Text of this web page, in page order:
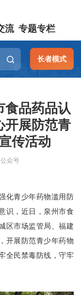
流 专题专栏
长者模式
食品药品认
开展防范青
传活动
众号
青少年药物滥用防
识，近日，泉州市食
区市场监管局、福建
开展防范青少年药物
全民禁毒防线，守牢